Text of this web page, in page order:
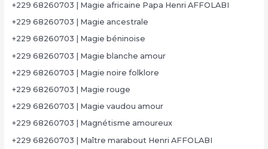
+229 68260703 | Magie africaine Papa Henri AFFOLABI
+229 68260703 | Magie ancestrale
+229 68260703 | Magie béninoise
+229 68260703 | Magie blanche amour
+229 68260703 | Magie noire folklore
+229 68260703 | Magie rouge
+229 68260703 | Magie vaudou amour
+229 68260703 | Magnétisme amoureux
+229 68260703 | Maître marabout Henri AFFOLABI